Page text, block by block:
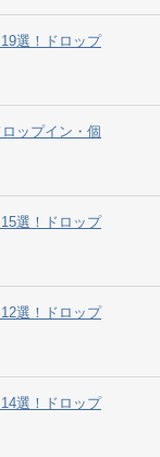
選！ドロップ
ップイン・個
選！ドロップ
選！ドロップ
選！ドロップ